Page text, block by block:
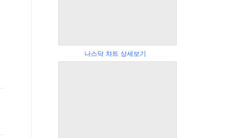
나스닥 챠트 상세보기